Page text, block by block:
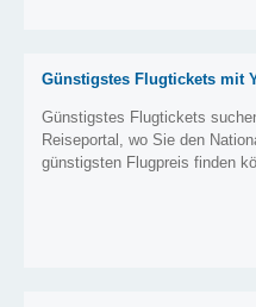
Günstigstes Flugtickets mit
Günstigstes Flugtickets
Reiseportal, wo Sie den
günstigsten Flugpreis finden